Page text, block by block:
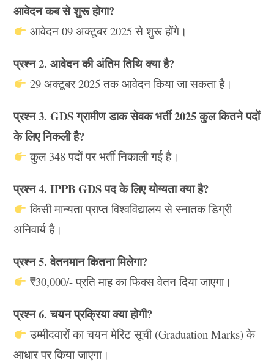
आवेदन कब से शुरू होगा?
आवेदन 09 अक्टूबर 2025 से शुरू होंगे।
प्रश्न 2. आवेदन की अंतिम तिथि क्या है?
29 अक्टूबर 2025 तक आवेदन किया जा सकता है।
प्रश्न 3. GDS ग्रामीण डाक सेवक भर्ती 2025 कुल कितने पदों
के लिए निकली है?
कुल 348 पदों पर भर्ती निकाली गई है।
प्रश्न 4. IPPB GDS पद के लिए योग्यता क्या है?
किसी मान्यता प्राप्त विश्वविद्यालय से स्नातक डिग्री
अनिवार्य है।
प्रश्न 5. वेतनमान कितना मिलेगा?
₹30,000/- प्रति माह का फिक्स वेतन दिया जाएगा।
प्रश्न 6. चयन प्रक्रिया क्या होगी?
उम्मीदवारों का चयन मेरिट सूची (Graduation Marks) के
आधार पर किया जाएगा।